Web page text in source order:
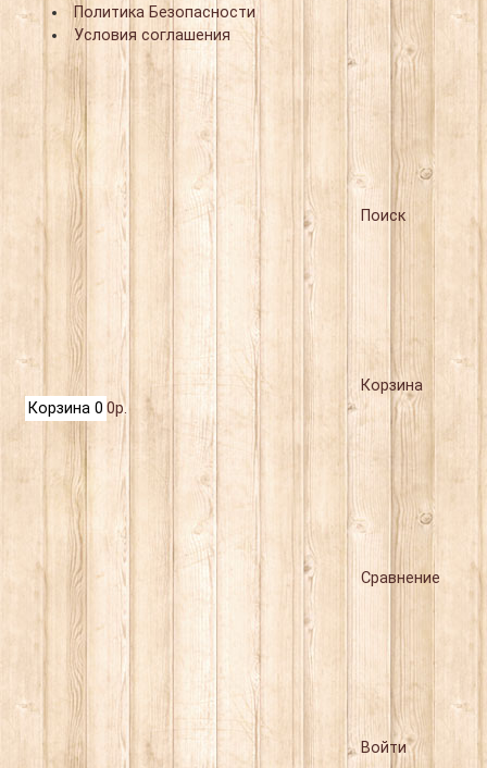
Политика Безопасности
Условия соглашения
Поиск
Корзина
Корзина 0 0р.
Сравнение
Войти